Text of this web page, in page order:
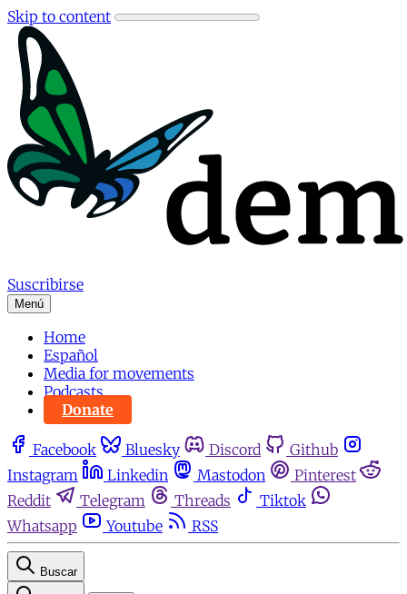
Skip to content
Suscribirse
Menú
Home
Español
Media for movements
Podcasts
Donate
Facebook Bluesky Discord
Github
Instagram
Linkedin Mastodon
Pinterest
Reddit
Telegram Threads
Tiktok
Whatsapp
Youtube RSS
Buscar